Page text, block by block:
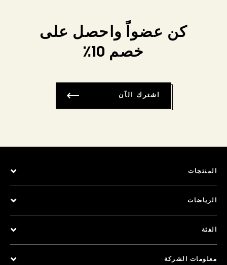
كن عضواً واحصل على
خصم 10٪
اشترك الآن
المنتجات
الرياضات
الفئة
معلومات الشركة